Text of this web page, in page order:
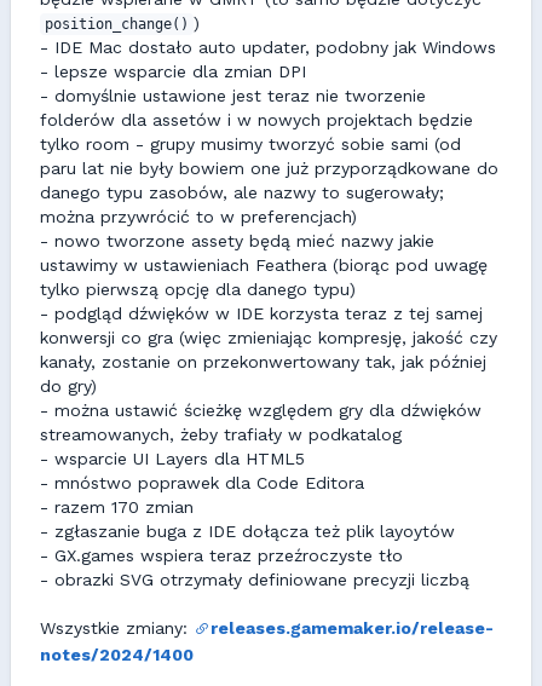
position_change() )
- IDE Mac dostało auto updater, podobny jak Windows
- lepsze wsparcie dla zmian DPI
- domyślnie ustawione jest teraz nie tworzenie
folderów dla assetów i w nowych projektach będzie
tylko room - grupy musimy tworzyć sobie sami (od
paru lat nie były bowiem one już przyporządkowane do
danego typu zasobów, ale nazwy to sugerowały;
można przywrócić to w preferencjach)
- nowo tworzone assety będą mieć nazwy jakie
ustawimy w ustawieniach Feathera (biorąc pod uwagę
tylko pierwszą opcję dla danego typu)
- podgląd dźwięków w IDE korzysta teraz z tej samej
konwersji co gra (więc zmieniając kompresję, jakość czy
kanały, zostanie on przekonwertowany tak, jak później
do gry)
- można ustawić ścieżkę względem gry dla dźwięków
streamowanych, żeby trafiały w podkatalog
- wsparcie UI Layers dla HTML5
- mnóstwo poprawek dla Code Editora
- razem 170 zmian
- zgłaszanie buga z IDE dołącza też plik layoytów
- GX.games wspiera teraz przeźroczyste tło
- obrazki SVG otrzymały definiowane precyzji liczbą
Wszystkie zmiany:
releases.gamemaker.io/release-
notes/2024/1400